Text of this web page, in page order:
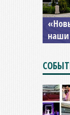
наши